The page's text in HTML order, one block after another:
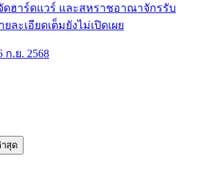
ดฮาร์ดแวร์ และสหราชอาณาจักรรับ
ะเอียดเต็มยังไม่เปิดเผย
ก.ย. 2568
าสุด